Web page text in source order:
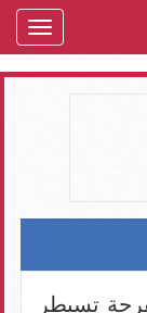
تسيطر